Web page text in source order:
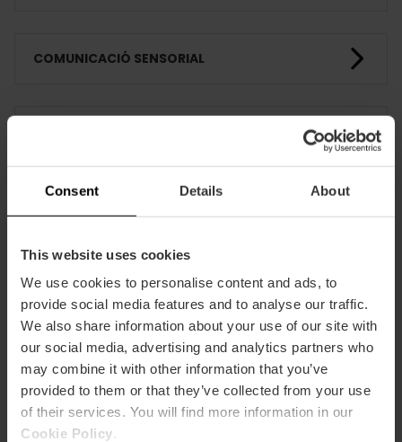
Consent Details About
This website uses cookies
We use cookies to personalise content and ads, to
provide social media features and to analyse our traffic.
We also share information about your use of our site with
our social media, advertising and analytics partners who
may combine it with other information that you’ve
provided to them or that they’ve collected from your use
of their services. You will find more information in our
Cookie Policy
COMUNICACIÓ SENSORIAL
Com arribar